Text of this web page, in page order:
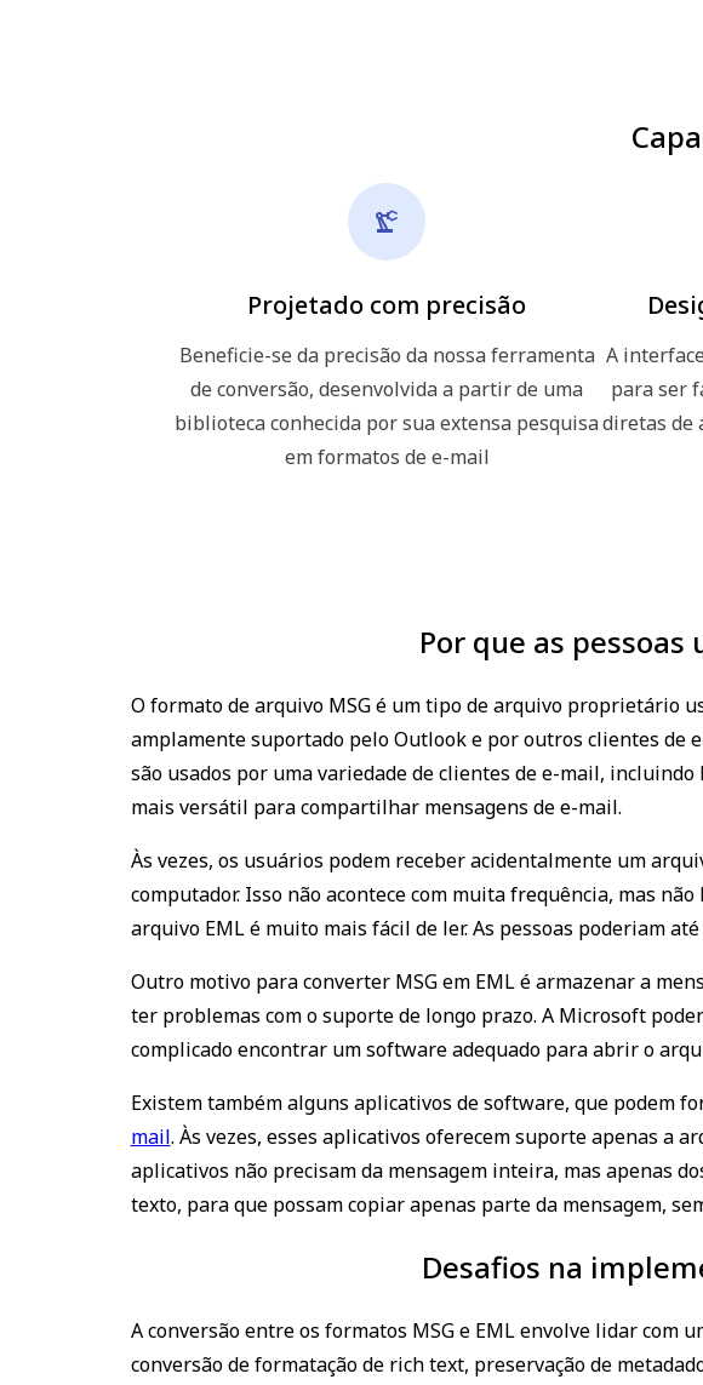
Projetado com precisão
Beneficie-se da precisão da nossa ferramenta
de conversão, desenvolvida a partir de uma
biblioteca conhecida por sua extensa pesquisa
em formatos de e-mail
A
para ser
diretas de
Por que as pessoas
O formato de arquivo MSG é um tipo de arquivo proprietário
amplamente suportado pelo Outlook e por outros clientes de
são usados por uma variedade de clientes de e-mail,
mais versátil para compartilhar mensagens de e-mail.
Às vezes, os usuários podem receber acidentalmente um
computador. Isso não acontece com muita frequência, mas
arquivo EML é muito mais fácil de ler. As pessoas poderiam
Outro motivo para converter MSG em EML é armazenar a
ter problemas com o suporte de longo prazo. A Microsoft
complicado encontrar um software adequado para abrir o
Existem também alguns aplicativos de software, que podem
mail. Às vezes, esses aplicativos oferecem suporte apenas a
aplicativos não precisam da mensagem inteira, mas apenas
texto, para que possam copiar apenas parte da mensagem,
Desafios na
A conversão entre os formatos MSG e EML envolve lidar com
conversão de formatação de rich text, preservação de